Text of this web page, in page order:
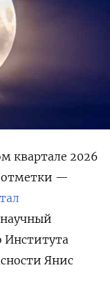
квартале 2026
отметки —
Института
Янис